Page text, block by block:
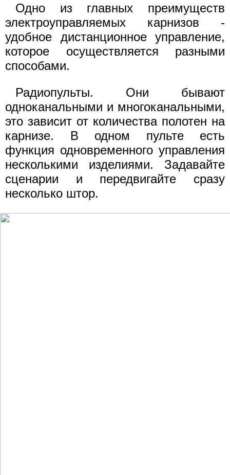
Одно из главных преимуществ
электроуправляемых карнизов -
удобное дистанционное управление,
которое осуществляется разными
способами.
Радиопульты. Они бывают
одноканальными и многоканальными,
это зависит от количества полотен на
карнизе. В одном пульте есть
функция одновременного управления
несколькими изделиями. Задавайте
сценарии и передвигайте сразу
несколько штор.